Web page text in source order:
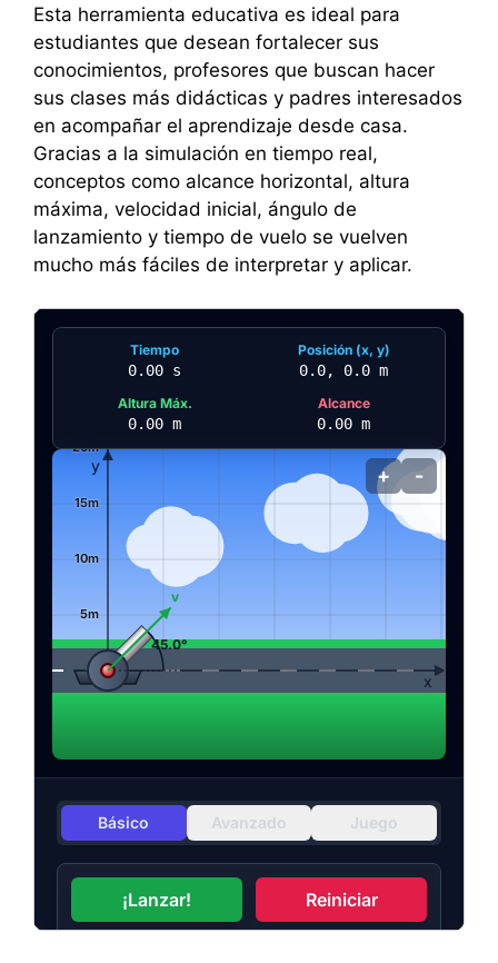
Esta herramienta educativa es ideal para
estudiantes que desean fortalecer sus
conocimientos, profesores que buscan hacer
sus clases más didácticas y padres interesados
en acompañar el aprendizaje desde casa.
Gracias a la simulación en tiempo real,
conceptos como alcance horizontal, altura
máxima, velocidad inicial, ángulo de
lanzamiento y tiempo de vuelo se vuelven
mucho más fáciles de interpretar y aplicar.